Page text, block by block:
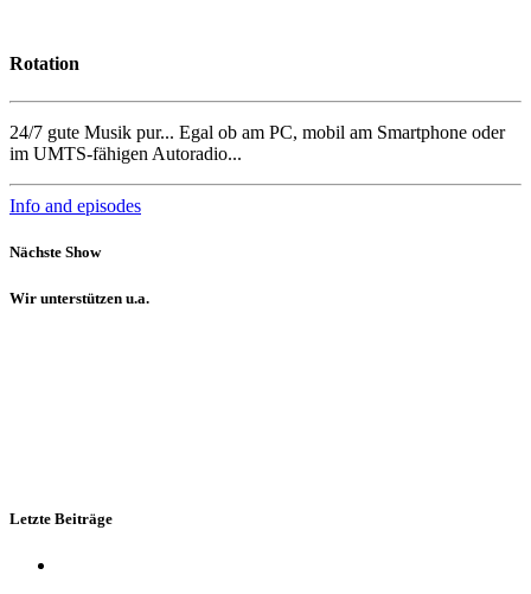
Rotation
24/7 gute Musik pur... Egal ob am PC, mobil am Smartphone oder
im UMTS-fähigen Autoradio...
Info and episodes
Nächste Show
Wir unterstützen u.a.
Letzte Beiträge